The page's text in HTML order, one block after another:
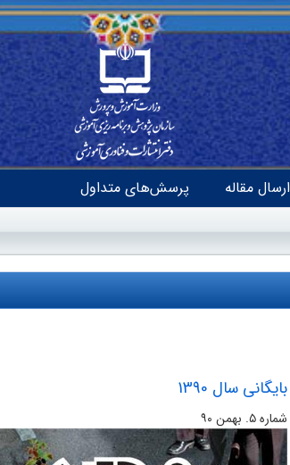
ارسال مقاله پرسش‌های متداول
بایگانی سال 1390
شماره‌ ۵. بهمن ۹۰